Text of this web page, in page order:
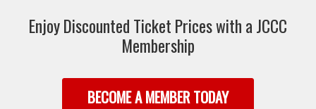
Enjoy Discounted Ticket Prices with a JCCC
Membership
BECOME A MEMBER TODAY